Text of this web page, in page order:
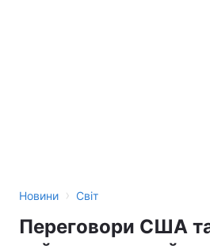
Новини › Світ
Переговори США